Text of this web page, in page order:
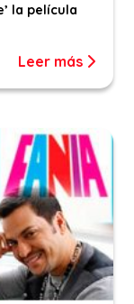
la película
Leer más